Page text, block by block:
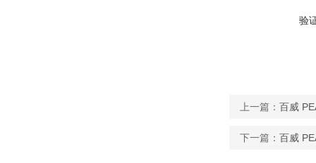
验
上一篇： 百威
下一篇： 百威